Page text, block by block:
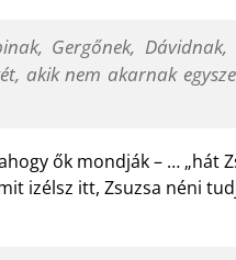
Gergőnek,
akik nem akarnak
ők mondják – … „hát
izélsz itt, Zsuzsa néni